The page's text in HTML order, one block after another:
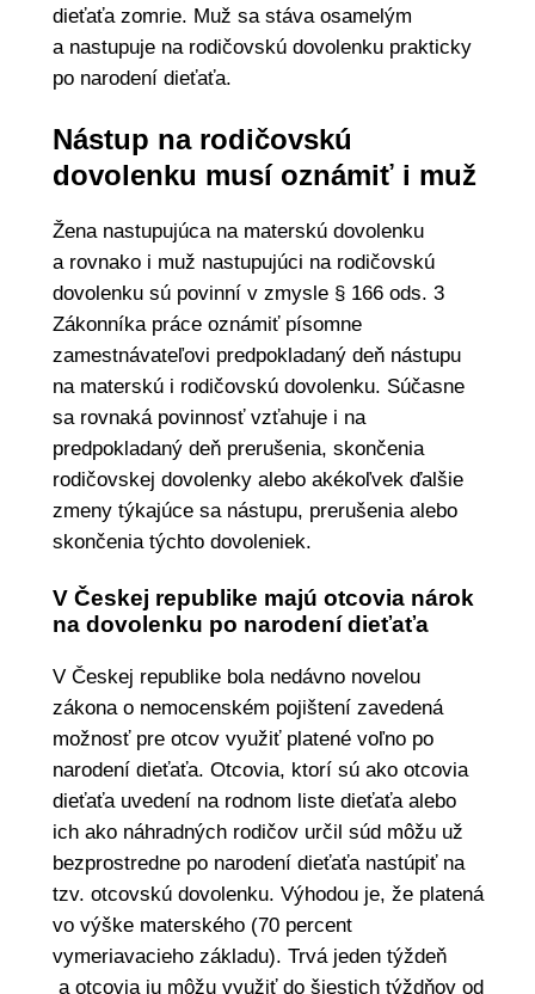
dieťaťa zomrie. Muž sa stáva osamelým
a nastupuje na rodičovskú dovolenku prakticky
po narodení dieťaťa.
Nástup na rodičovskú
dovolenku musí oznámiť i muž
Žena nastupujúca na materskú dovolenku
a rovnako i muž nastupujúci na rodičovskú
dovolenku sú povinní v zmysle § 166 ods. 3
Zákonníka práce oznámiť písomne
zamestnávateľovi predpokladaný deň nástupu
na materskú i rodičovskú dovolenku. Súčasne
sa rovnaká povinnosť vzťahuje i na
predpokladaný deň prerušenia, skončenia
rodičovskej dovolenky alebo akékoľvek ďalšie
zmeny týkajúce sa nástupu, prerušenia alebo
skončenia týchto dovoleniek.
V Českej republike majú otcovia nárok
na dovolenku po narodení dieťaťa
V Českej republike bola nedávno novelou
zákona o nemocenském pojištení zavedená
možnosť pre otcov využiť platené voľno po
narodení dieťaťa. Otcovia, ktorí sú ako otcovia
dieťaťa uvedení na rodnom liste dieťaťa alebo
ich ako náhradných rodičov určil súd môžu už
bezprostredne po narodení dieťaťa nastúpiť na
tzv. otcovskú dovolenku. Výhodou je, že platená
vo výške materského (70 percent
vymeriavacieho základu). Trvá jeden týždeň
a otcovia ju môžu využiť do šiestich týždňov od